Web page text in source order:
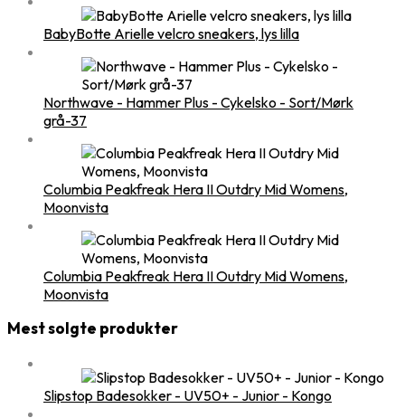
BabyBotte Arielle velcro sneakers, lys lilla
Northwave - Hammer Plus - Cykelsko - Sort/Mørk
grå-37
Columbia Peakfreak Hera II Outdry Mid Womens,
Moonvista
Columbia Peakfreak Hera II Outdry Mid Womens,
Moonvista
Mest solgte produkter
Slipstop Badesokker - UV50+ - Junior - Kongo